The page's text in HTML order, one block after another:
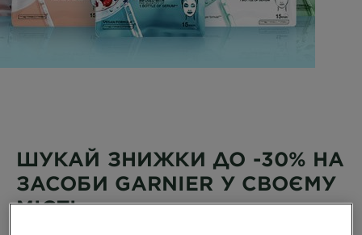
ШУКАЙ ЗНИЖКИ ДО -30% НА
ЗАСОБИ GARNIER У СВОЄМУ
МІСТІ